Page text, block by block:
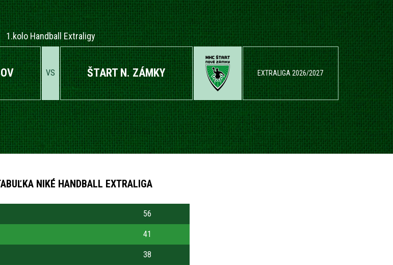
1.kolo Handball Extraligy
VS ŠTART N. ZÁMKY EXTRALIGA 2026/2027
NIKÉ HANDBALL EXTRALIGA
56
41
38